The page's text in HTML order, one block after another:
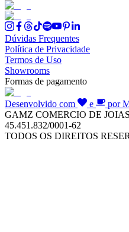
Dúvidas Frequentes
Política de Privacidade
Termos de Uso
Showrooms
Formas de pagamento
Desenvolvido com e
por
GAMZ COMERCIO DE
45.451.832/0001-62
TODOS OS DIREITOS